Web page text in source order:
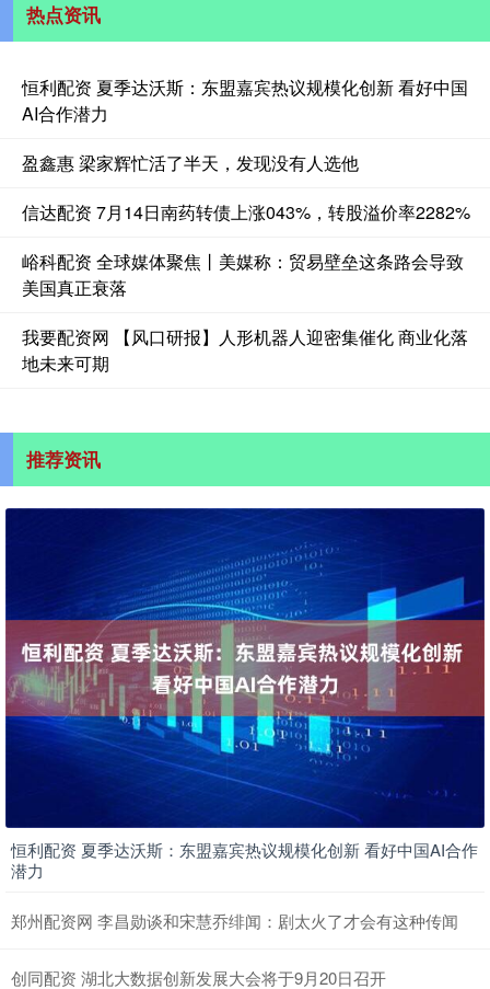
热点资讯
恒利配资 夏季达沃斯：东盟嘉宾热议规模化创新 看好中国
AI合作潜力
盈鑫惠 梁家辉忙活了半天，发现没有人选他
信达配资 7月14日南药转债上涨043%，转股溢价率2282%
峪科配资 全球媒体聚焦丨美媒称：贸易壁垒这条路会导致
美国真正衰落
我要配资网 【风口研报】人形机器人迎密集催化 商业化落
地未来可期
推荐资讯
恒利配资 夏季达沃斯：东盟嘉宾热议规模化创新 看好中国AI合作
潜力
郑州配资网 李昌勋谈和宋慧乔绯闻：剧太火了才会有这种传闻
创同配资 湖北大数据创新发展大会将于9月20日召开